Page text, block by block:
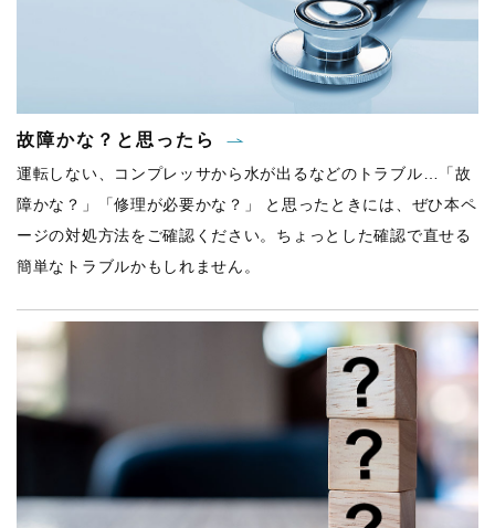
故障かな？と思ったら
運転しない、コンプレッサから水が出るなどのトラブル…「故
障かな？」「修理が必要かな？」 と思ったときには、ぜひ本ペ
ージの対処方法をご確認ください。ちょっとした確認で直せる
簡単なトラブルかもしれません。